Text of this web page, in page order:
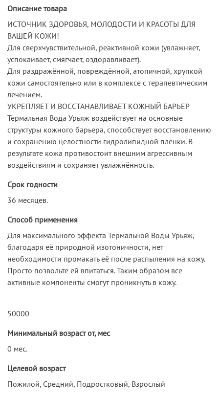
Описание товара
ИСТОЧНИК ЗДОРОВЬЯ, МОЛОДОСТИ И КРАСОТЫ ДЛЯ
ВАШЕЙ КОЖИ!
Для сверхчувствительной, реактивной кожи (увлажняет,
успокаивает, смягчает, оздоравливает).
Для раздражённой, повреждённой, атопичной, хрупкой
кожи самостоятельно или в комплексе с терапевтическим
лечением.
УКРЕПЛЯЕТ И ВОССТАНАВЛИВАЕТ КОЖНЫЙ БАРЬЕР
Термальная Вода Урьяж воздействует на основные
структуры кожного барьера, способствует восстановлению
и сохранению целостности гидролипидной плёнки. В
результате кожа противостоит внешним агрессивным
воздействиям и сохраняет увлажнённость.
Срок годности
36 месяцев.
Способ применения
Для максимального эффекта Термальной Воды Урьяж,
благодаря её природной изотоничности, нет
необходимости промакать её после распыления на кожу.
Просто позвольте ей впитаться. Таким образом все
активные компоненты смогут проникнуть в кожу.
50000
Минимальный возраст от, мес
0 мес.
Целевой возраст
Пожилой, Средний, Подростковый, Взрослый